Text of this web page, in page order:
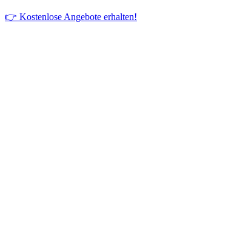
👉 Kostenlose Angebote erhalten!